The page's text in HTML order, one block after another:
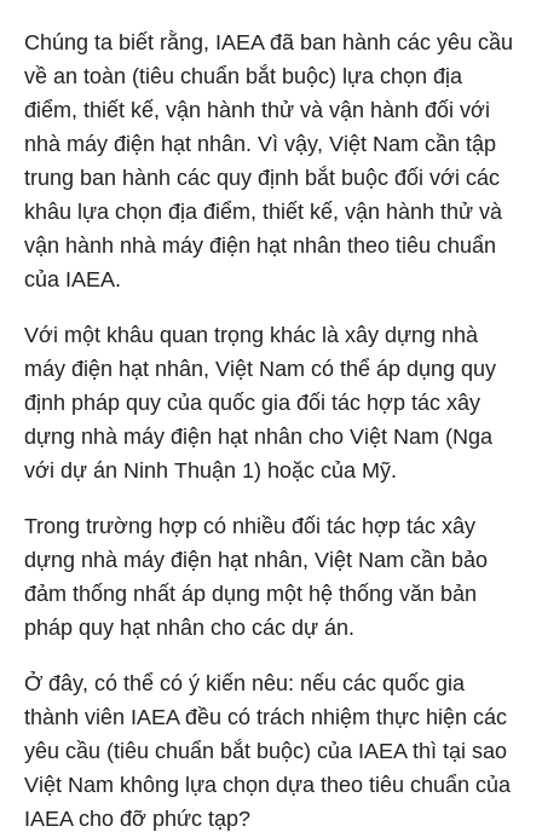
Chúng ta biết rằng, IAEA đã ban hành các yêu cầu
về an toàn (tiêu chuẩn bắt buộc) lựa chọn địa
điểm, thiết kế, vận hành thử và vận hành đối với
nhà máy điện hạt nhân. Vì vậy, Việt Nam cần tập
trung ban hành các quy định bắt buộc đối với các
khâu lựa chọn địa điểm, thiết kế, vận hành thử và
vận hành nhà máy điện hạt nhân theo tiêu chuẩn
của IAEA.
Với một khâu quan trọng khác là xây dựng nhà
máy điện hạt nhân, Việt Nam có thể áp dụng quy
định pháp quy của quốc gia đối tác hợp tác xây
dựng nhà máy điện hạt nhân cho Việt Nam (Nga
với dự án Ninh Thuận 1) hoặc của Mỹ.
Trong trường hợp có nhiều đối tác hợp tác xây
dựng nhà máy điện hạt nhân, Việt Nam cần bảo
đảm thống nhất áp dụng một hệ thống văn bản
pháp quy hạt nhân cho các dự án.
Ở đây, có thể có ý kiến nêu: nếu các quốc gia
thành viên IAEA đều có trách nhiệm thực hiện các
yêu cầu (tiêu chuẩn bắt buộc) của IAEA thì tại sao
Việt Nam không lựa chọn dựa theo tiêu chuẩn của
IAEA cho đỡ phức tạp?